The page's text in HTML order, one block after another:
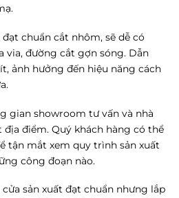
chuẩn cắt nhôm, sẽ dễ có
via, đường cắt gợn sóng. Dẫn
ảnh hưởng đến hiệu năng cách
gian showroom tư vấn và nhà
điểm. Quý khách hàng có thể
tận mắt xem quy trình sản xuất
công đoạn nào.
sản xuất đạt chuẩn nhưng lắp